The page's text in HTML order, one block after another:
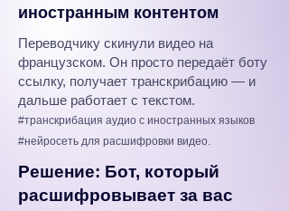
иностранным контентом
Переводчику скинули видео на
французском. Он просто передаёт боту
ссылку, получает транскрибацию — и
дальше работает с текстом.
#транскрибация аудио с иностранных языков
#нейросеть для расшифровки видео.
Решение: Бот, который
расшифровывает за вас